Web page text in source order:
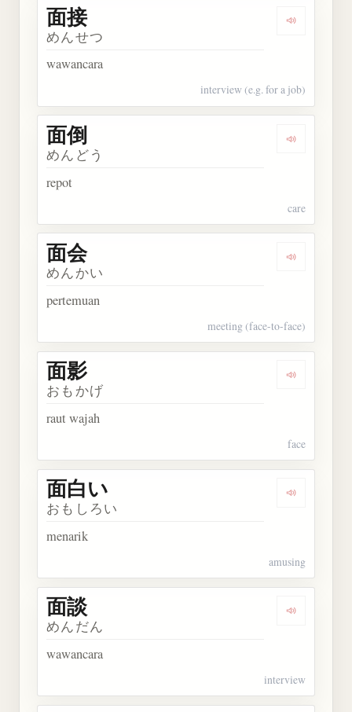
Dengarkan
面接
めんせつ
wawancara
interview (e.g. for a job)
Dengarkan
面倒
めんどう
repot
care
Dengarkan
面会
めんかい
pertemuan
meeting (face-to-face)
Dengarkan
面影
おもかげ
raut wajah
face
Dengarkan
面白い
おもしろい
menarik
amusing
Dengarkan
面談
めんだん
wawancara
interview